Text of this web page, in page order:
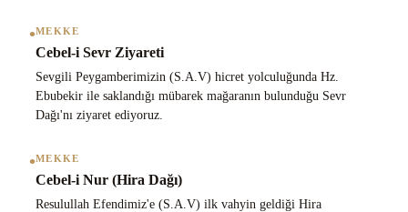
•MEKKE
Cebel-i Sevr Ziyareti
Sevgili Peygamberimizin (S.A.V) hicret yolculuğunda Hz.
Ebubekir ile saklandığı mübarek mağaranın bulunduğu Sevr
Dağı'nı ziyaret ediyoruz.
•MEKKE
Cebel-i Nur (Hira Dağı)
Resulullah Efendimiz'e (S.A.V) ilk vahyin geldiği Hira